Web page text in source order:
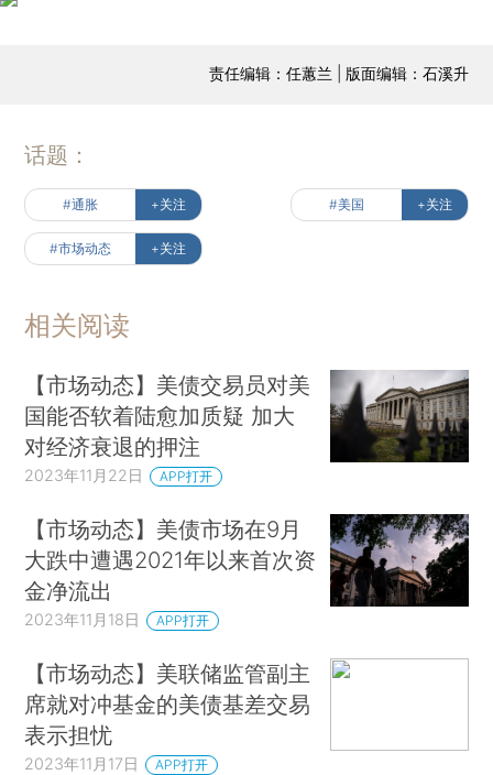
责任编辑：任蕙兰 | 版面编辑：石溪升
话题：
#通胀 +关注 #美国 +关注
#市场动态 +关注
相关阅读
【市场动态】美债交易员对美
国能否软着陆愈加质疑 加大
对经济衰退的押注
2023年11月22日 APP打开
【市场动态】美债市场在9月
大跌中遭遇2021年以来首次资
金净流出
2023年11月18日 APP打开
【市场动态】美联储监管副主
席就对冲基金的美债基差交易
表示担忧
2023年11月17日 APP打开